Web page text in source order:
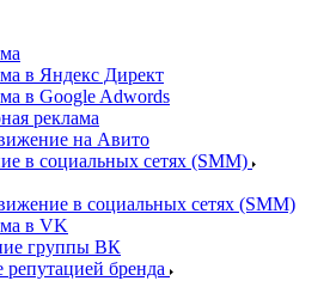
в Яндекс Директ
в Google Adwords
реклама
на Авито
в социальных сетях (SMM)
в социальных сетях (SMM)
в VK
группы ВК
репутацией бренда